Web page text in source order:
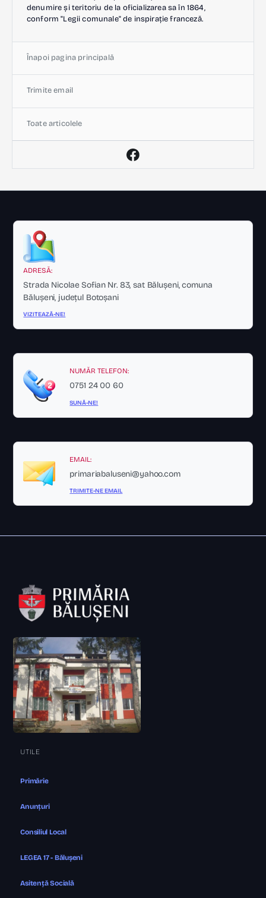
denumire și teritoriu de la oficializarea sa în 1864,
conform "Legii comunale" de inspirație franceză.
Înapoi pagina principală
Trimite email
Toate articolele
ADRESĂ:
Strada Nicolae Sofian Nr. 83, sat Bălușeni, comuna
Bălușeni, județul Botoșani
VIZITEAZĂ-NE!
NUMĂR TELEFON:
0751 24 00 60
SUNĂ-NE!
EMAIL:
primariabaluseni@yahoo.com
TRIMITE-NE EMAIL
UTILE
Primărie
Anunțuri
Consiliul Local
LEGEA 17 - Bălușeni
Asitență Socială